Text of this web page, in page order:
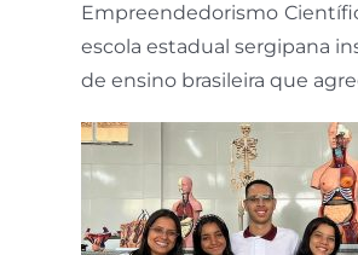
Empreendedorismo
escola estadual sergipana
de ensino brasileira que